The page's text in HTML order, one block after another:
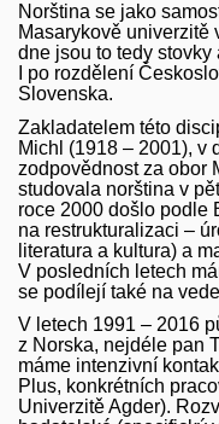
Norština se jako
Masarykově univerzitě
dne jsou to tedy
I po rozdělení
Slovenska.
Zakladatelem této
Michl (1918 – 2001), v
zodpovědnost za obor
studovala norština v
roce 2000 došlo podle
na restrukturalizaci –
literatura a kultura) a
V posledních letech
se podílejí také na
V letech 1991 – 2016
z Norska, nejdéle pan
máme intenzivní
Plus, konkrétních
Univerzitě Agder).